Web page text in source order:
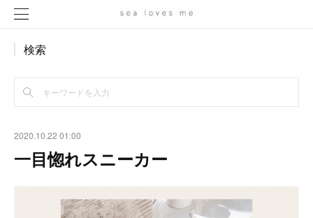
検索
2020.10.22 01:00
一目惚れスニーカー